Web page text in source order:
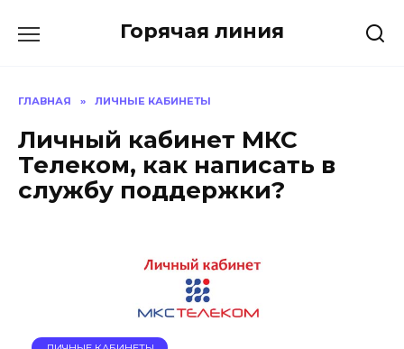
Горячая линия
ГЛАВНАЯ » ЛИЧНЫЕ КАБИНЕТЫ
Личный кабинет МКС
Телеком, как написать в
службу поддержки?